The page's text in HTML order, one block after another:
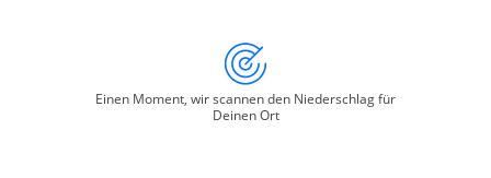
Einen Moment, wir scannen den Niederschlag für
Deinen Ort